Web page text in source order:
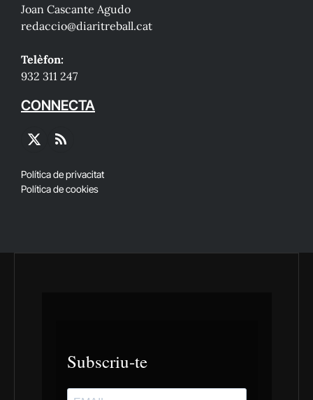
Joan Cascante Agudo
redaccio@diaritreball.cat
Telèfon:
932 311 247
CONNECTA
X
RSS
Política de privacitat
Política de cookies